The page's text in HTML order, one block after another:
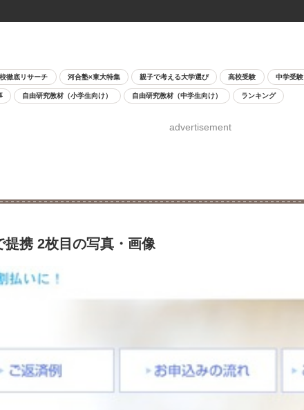
徹底リサーチ 河合塾×東大特集 親子で考える大学選び 高校受験 中学受験
自由研究教材（小学生向け） 自由研究教材（中学生向け） ランキング
advertisement
携 2枚目の写真・画像